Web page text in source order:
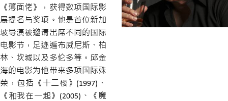
《薄面佬》，获得数项国际影
展提名与奖项。他是首位新加
坡导演被邀请出席不同的国际
电影节，足迹遍布威尼斯、柏
林、坎城以及多伦多等。邱金
海的电影为他带来多项国际殊
荣，包括《十二楼》(1997)、
《和我在一起》(2005)、《魔